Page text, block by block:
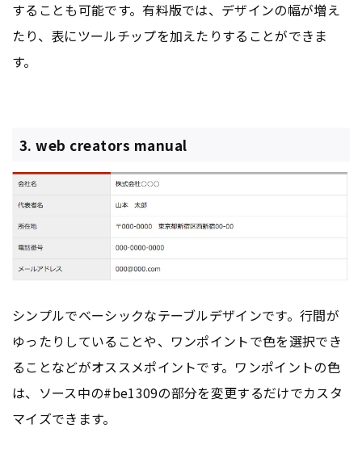
することも可能です。有料版では、デザインの幅が増え
たり、表にツールチップを加えたりすることができま
す。
3. web creators manual
シンプルでベーシックなテーブルデザインです。行間が
ゆったりしていることや、ワンポイントで色を選択でき
ることなどがオススメポイントです。ワンポイントの色
は、ソース中の#be1309の部分を変更するだけでカスタ
マイズできます。